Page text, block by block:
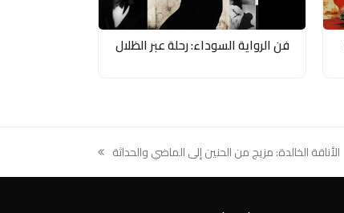
فن الرواية السوداء: رحلة عبر الظلال
next
post:
الأناقة الخالدة: مزيج من الحنين إلى الماضي والحداثة